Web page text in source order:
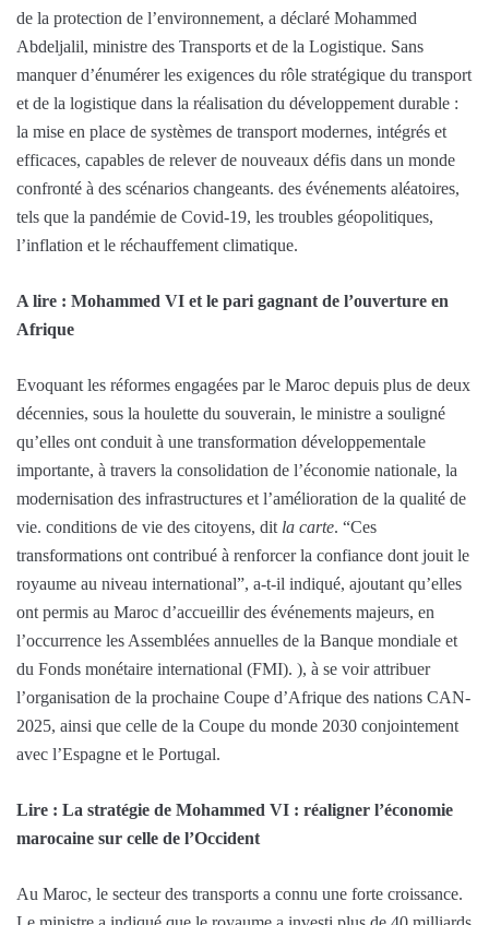
de la protection de l’environnement, a déclaré Mohammed
Abdeljalil, ministre des Transports et de la Logistique. Sans
manquer d’énumérer les exigences du rôle stratégique du transport
et de la logistique dans la réalisation du développement durable :
la mise en place de systèmes de transport modernes, intégrés et
efficaces, capables de relever de nouveaux défis dans un monde
confronté à des scénarios changeants. des événements aléatoires,
tels que la pandémie de Covid-19, les troubles géopolitiques,
l’inflation et le réchauffement climatique.
A lire : Mohammed VI et le pari gagnant de l’ouverture en
Afrique
Evoquant les réformes engagées par le Maroc depuis plus de deux
décennies, sous la houlette du souverain, le ministre a souligné
qu’elles ont conduit à une transformation développementale
importante, à travers la consolidation de l’économie nationale, la
modernisation des infrastructures et l’amélioration de la qualité de
vie. conditions de vie des citoyens, dit la carte. “Ces
transformations ont contribué à renforcer la confiance dont jouit le
royaume au niveau international”, a-t-il indiqué, ajoutant qu’elles
ont permis au Maroc d’accueillir des événements majeurs, en
l’occurrence les Assemblées annuelles de la Banque mondiale et
du Fonds monétaire international (FMI). ), à se voir attribuer
l’organisation de la prochaine Coupe d’Afrique des nations CAN-
2025, ainsi que celle de la Coupe du monde 2030 conjointement
avec l’Espagne et le Portugal.
Lire : La stratégie de Mohammed VI : réaligner l’économie
marocaine sur celle de l’Occident
Au Maroc, le secteur des transports a connu une forte croissance.